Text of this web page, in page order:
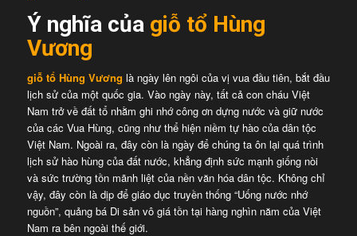
Ý nghĩa của giỗ tổ Hùng
Vương
giỗ tổ Hùng Vương là ngày lên ngôi của vị vua đầu tiên, bắt đầu
lịch sử của một quốc gia. Vào ngày này, tất cả con cháu Việt
Nam trở về đất tổ nhằm ghi nhớ công ơn dựng nước và giữ nước
của các Vua Hùng, cũng như thể hiện niềm tự hào của dân tộc
Việt Nam. Ngoài ra, đây còn là ngày để chúng ta ôn lại quá trình
lịch sử hào hùng của đất nước, khẳng định sức mạnh giống nòi
và sức trường tồn mãnh liệt của nền văn hóa dân tộc. Không chỉ
vậy, đây còn là dịp để giáo dục truyền thống “Uống nước nhớ
nguồn”, quảng bá Di sản vô giá tồn tại hàng nghìn năm của Việt
Nam ra bên ngoài thế giới.